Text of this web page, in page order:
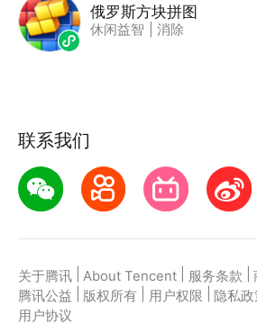
俄罗斯方块拼图
休闲益智 消除
联系我们
关于腾讯 About Tencent 服务条款
腾讯公益
版权所有 用户权限 隐私
用户协议